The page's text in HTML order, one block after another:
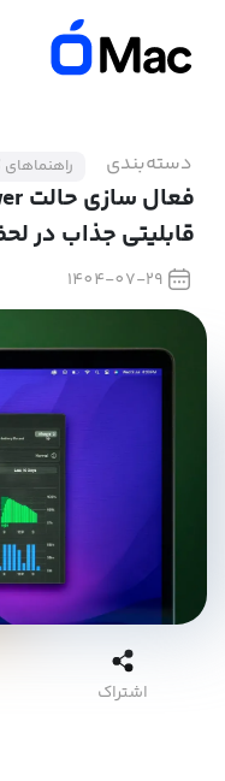
دسته‌بندی راهنماهای
قابلیتی جذاب در
1404-07-29
اشتراک